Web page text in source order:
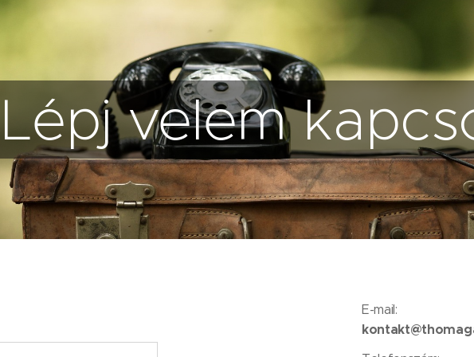
Lépj velem
E-mail: